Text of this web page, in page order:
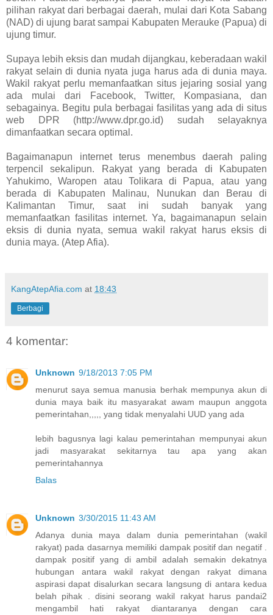
pilihan rakyat dari berbagai daerah, mulai dari Kota Sabang
(NAD) di ujung barat sampai Kabupaten Merauke (Papua) di
ujung timur.
Supaya lebih eksis dan mudah dijangkau, keberadaan wakil
rakyat selain di dunia nyata juga harus ada di dunia maya.
Wakil rakyat perlu memanfaatkan situs jejaring sosial yang
ada mulai dari Facebook, Twitter, Kompasiana, dan
sebagainya. Begitu pula berbagai fasilitas yang ada di situs
web DPR (http://www.dpr.go.id) sudah selayaknya
dimanfaatkan secara optimal.
Bagaimanapun internet terus menembus daerah paling
terpencil sekalipun. Rakyat yang berada di Kabupaten
Yahukimo, Waropen atau Tolikara di Papua, atau yang
berada di Kabupaten Malinau, Nunukan dan Berau di
Kalimantan Timur, saat ini sudah banyak yang
memanfaatkan fasilitas internet. Ya, bagaimanapun selain
eksis di dunia nyata, semua wakil rakyat harus eksis di
dunia maya. (Atep Afia).
KangAtepAfia.com at 18:43
Berbagi
4 komentar:
Unknown 9/18/2013 7:05 PM
menurut saya semua manusia berhak mempunya akun di
dunia maya baik itu masyarakat awam maupun anggota
pemerintahan,,,,, yang tidak menyalahi UUD yang ada
lebih bagusnya lagi kalau pemerintahan mempunyai akun
jadi masyarakat sekitarnya tau apa yang akan
pemerintahannya
Balas
Unknown 3/30/2015 11:43 AM
Adanya dunia maya dalam dunia pemerintahan (wakil
rakyat) pada dasarnya memiliki dampak positif dan negatif .
dampak positif yang di ambil adalah semakin dekatnya
hubungan antara wakil rakyat dengan rakyat dimana
aspirasi dapat disalurkan secara langsung di antara kedua
belah pihak . disini seorang wakil rakyat harus pandai2
mengambil hati rakyat diantaranya dengan cara